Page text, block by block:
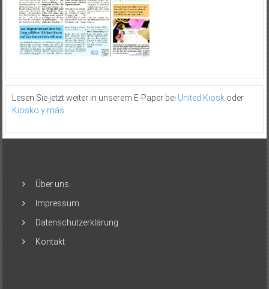
Lesen Sie jetzt weiter in unserem E-Paper bei United Kioskoder
Kiosko y más.
Über uns
Impressum
Datenschutzerklärung
Kontakt